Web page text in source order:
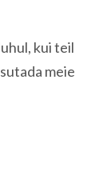
kui teil
meie